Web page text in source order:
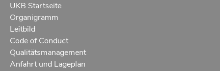
UKB Startseite
Organigramm
Leitbild
Code of Conduct
Qualitätsmanagement
Anfahrt und Lageplan